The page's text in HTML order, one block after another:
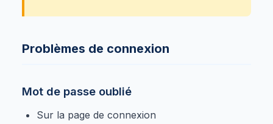
Problèmes de connexion
Mot de passe oublié
Sur la page de connexion